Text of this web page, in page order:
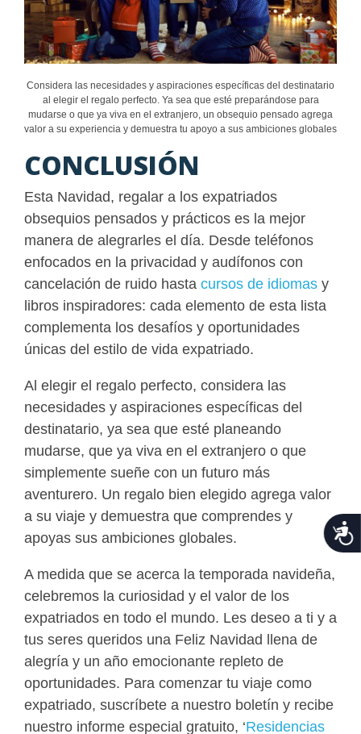
Considera las necesidades y aspiraciones específicas del destinatario
al elegir el regalo perfecto. Ya sea que esté preparándose para
mudarse o que ya viva en el extranjero, un obsequio pensado agrega
valor a su experiencia y demuestra tu apoyo a sus ambiciones globales
CONCLUSIÓN
Esta Navidad, regalar a los expatriados
obsequios pensados y prácticos es la mejor
manera de alegrarles el día. Desde teléfonos
enfocados en la privacidad y audífonos con
cancelación de ruido hasta cursos de idiomas y
libros inspiradores: cada elemento de esta lista
complementa los desafíos y oportunidades
únicas del estilo de vida expatriado.
Al elegir el regalo perfecto, considera las
necesidades y aspiraciones específicas del
destinatario, ya sea que esté planeando
mudarse, que ya viva en el extranjero o que
simplemente sueñe con un futuro más
aventurero. Un regalo bien elegido agrega valor
a su viaje y demuestra que comprendes y
apoyas sus ambiciones globales.
A medida que se acerca la temporada navideña,
celebremos la curiosidad y el valor de los
expatriados en todo el mundo. Les deseo a ti y a
tus seres queridos una Feliz Navidad llena de
alegría y un año emocionante repleto de
oportunidades. Para comenzar tu viaje como
expatriado, suscríbete a nuestro boletín y recibe
nuestro informe especial gratuito, ‘Residencias